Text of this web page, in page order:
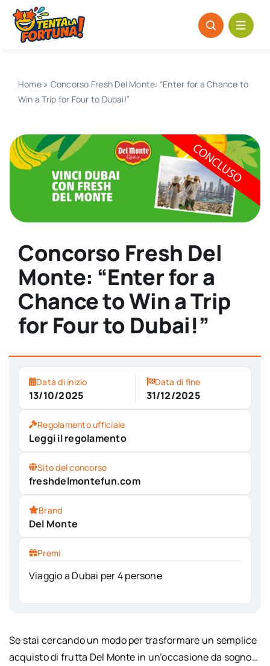
Salta
contenuto
Home» Concorso Fresh Del Monte: “Enter for a Chance to
Win a Trip for Four to Dubai!”
Concorso Fresh Del
Monte: “Enter for a
Chance to Win a Trip
for Four to Dubai!”
Data di inizio
13/10/2025
Data di fine
31/12/2025
Regolamento ufficiale
Leggi il regolamento
Sito del concorso
freshdelmontefun.com
Brand
Del Monte
Premi
Viaggio a Dubai per 4 persone
Se stai cercando un modo per trasformare un semplice
acquisto di frutta Del Monte in un’occasione da sogno…